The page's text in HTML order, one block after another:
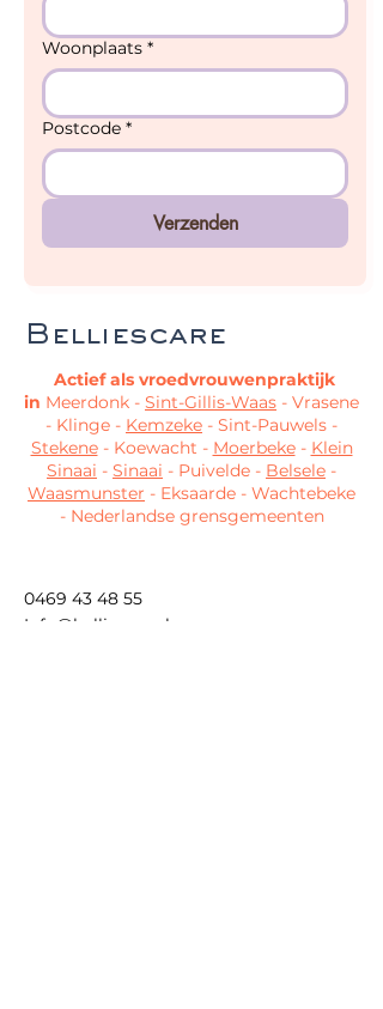
Woonplaats *
Postcode *
Verzenden
Belliescare
Actief als vroedvrouwenpraktijk
in Meerdonk - Sint-Gillis-Waas - Vrasene
- Klinge - Kemzeke - Sint-Pauwels -
Stekene- Koewacht - Moerbeke- Klein
Sinaai - Sinaai - Puivelde - Belsele -
Waasmunster - Eksaarde - Wachtebeke
- Nederlandse grensgemeenten
0469 43 48 55
Info@belliescare.be